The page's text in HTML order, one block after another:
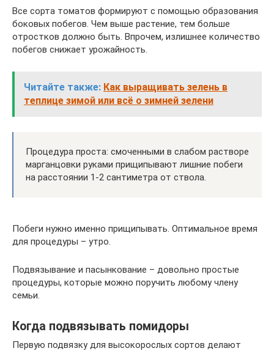
Все сорта томатов формируют с помощью образования
боковых побегов. Чем выше растение, тем больше
отростков должно быть. Впрочем, излишнее количество
побегов снижает урожайность.
Читайте также: Как выращивать зелень в
теплице зимой или всё о зимней зелени
Процедура проста: смоченными в слабом растворе
марганцовки руками прищипывают лишние побеги
на расстоянии 1-2 сантиметра от ствола.
Побеги нужно именно прищипывать. Оптимальное время
для процедуры – утро.
Подвязывание и пасынкование – довольно простые
процедуры, которые можно поручить любому члену
семьи.
Когда подвязывать помидоры
Первую подвязку для высокорослых сортов делают